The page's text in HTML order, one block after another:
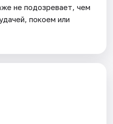
не подозревает, чем
покоем или